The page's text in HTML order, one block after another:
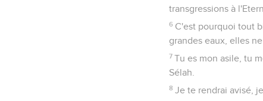
transgressions à
6 C'est pourquoi tout
grandes eaux, elles
7 Tu es mon asile, tu
Sélah.
8 Je te rendrai avisé,